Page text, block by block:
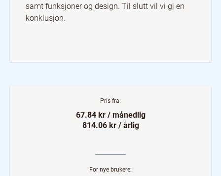
samt funksjoner og design. Til slutt vil vi gi en
konklusjon.
Pris fra:
67.84 kr / månedlig
814.06 kr / årlig
For nye brukere: